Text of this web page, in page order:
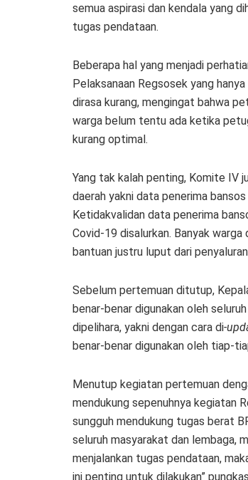
semua aspirasi dan kendala yang
tugas pendataan.
Beberapa hal yang menjadi
Pelaksanaan Regsosek yang
dirasa kurang, mengingat bahwa
warga belum tentu ada ketika
kurang optimal.
Yang tak kalah penting, Komite IV
daerah yakni data penerima
Ketidakvalidan data penerima
Covid-19 disalurkan. Banyak
bantuan justru luput dari
Sebelum pertemuan ditutup,
benar-benar digunakan oleh
dipelihara, yakni dengan cara di-
benar-benar digunakan oleh tiap-
Menutup kegiatan pertemuan
mendukung sepenuhnya kegiatan
sungguh mendukung tugas berat
seluruh masyarakat dan lembaga,
menjalankan tugas pendataan,
ini penting untuk dilakukan”